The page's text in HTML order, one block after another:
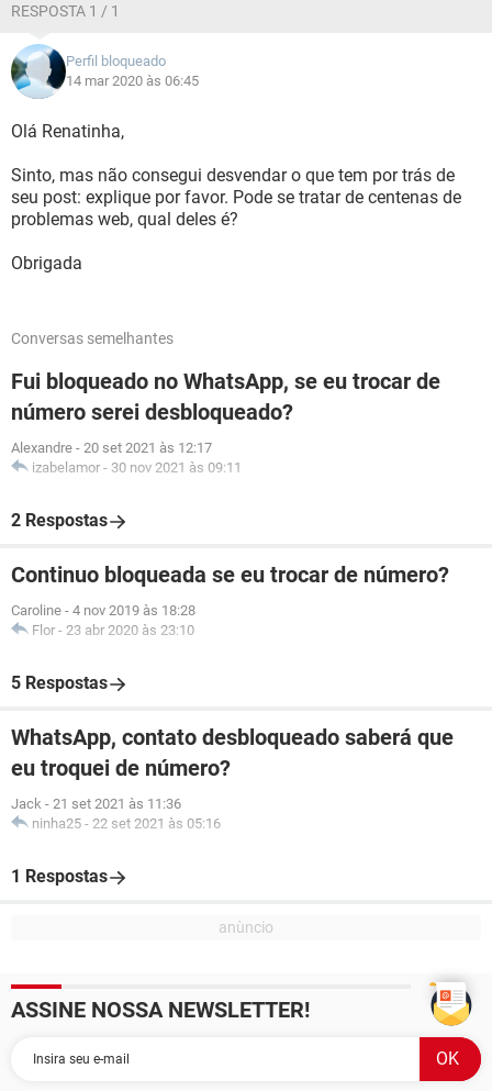
RESPOSTA 1 / 1
Perfil bloqueado
14 mar 2020 às 06:45
Olá Renatinha,
Sinto, mas não consegui desvendar o que tem por trás de
seu post: explique por favor. Pode se tratar de centenas de
problemas web, qual deles é?
Obrigada
Conversas semelhantes
Fui bloqueado no WhatsApp, se eu trocar de
número serei desbloqueado?
Alexandre - 20 set 2021 às 12:17
izabelamor - 30 nov 2021 às 09:11
2 Respostas
Continuo bloqueada se eu trocar de número?
Caroline - 4 nov 2019 às 18:28
Flor - 23 abr 2020 às 23:10
5 Respostas
WhatsApp, contato desbloqueado saberá que
eu troquei de número?
Jack - 21 set 2021 às 11:36
ninha25 - 22 set 2021 às 05:16
1 Respostas
ASSINE NOSSA NEWSLETTER!